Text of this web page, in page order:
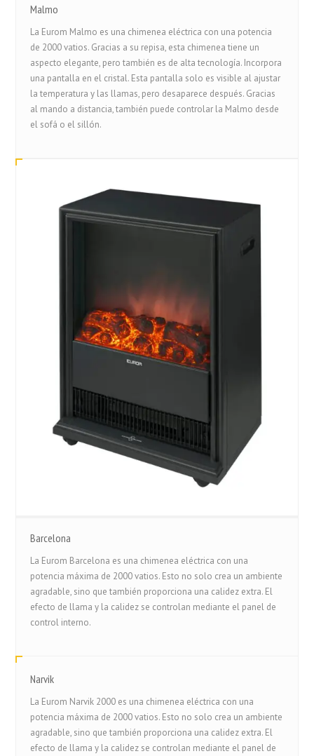
Malmo
La Eurom Malmo es una chimenea eléctrica con una potencia
de 2000 vatios. Gracias a su repisa, esta chimenea tiene un
aspecto elegante, pero también es de alta tecnología. Incorpora
una pantalla en el cristal. Esta pantalla solo es visible al ajustar
la temperatura y las llamas, pero desaparece después. Gracias
al mando a distancia, también puede controlar la Malmo desde
el sofá o el sillón.
Barcelona
La Eurom Barcelona es una chimenea eléctrica con una
potencia máxima de 2000 vatios. Esto no solo crea un ambiente
agradable, sino que también proporciona una calidez extra. El
efecto de llama y la calidez se controlan mediante el panel de
control interno.
Narvik
La Eurom Narvik 2000 es una chimenea eléctrica con una
potencia máxima de 2000 vatios. Esto no solo crea un ambiente
agradable, sino que también proporciona una calidez extra. El
efecto de llama y la calidez se controlan mediante el panel de